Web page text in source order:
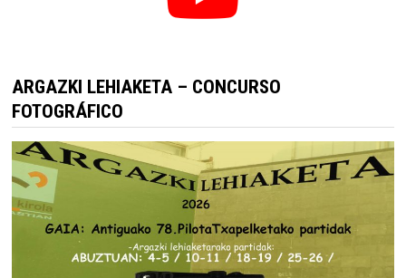
ARGAZKI LEHIAKETA – CONCURSO
FOTOGRÁFICO